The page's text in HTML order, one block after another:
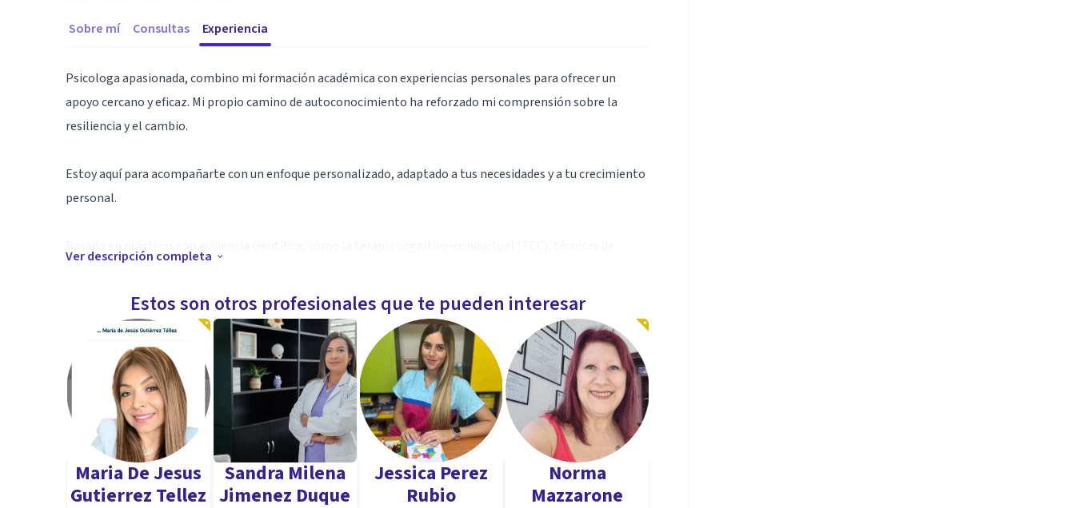
Sobre mí Consultas Experiencia
Psicologa apasionada, combino mi formación académica con experiencias personales para ofrecer un
apoyo cercano y eficaz. Mi propio camino de autoconocimiento ha reforzado mi comprensión sobre la
resiliencia y el cambio.
Estoy aquí para acompañarte con un enfoque personalizado, adaptado a tus necesidades y a tu crecimiento
personal.
una vida más plena.
La psicología está en constante evolución, siendo un campo dinámico susceptible a cambios sociales y
transformaciones culturales, por eso, trato de evolucionar y mantenerme actualizada para encontrar la
mejor manera de ayudar a mis pacientes en lo que realmente necesitan.
Comencemos juntos este viaje, explorando los caminos hacia tu bienestar y crecimiento!
Especialidad
Ver descripción completa
Estos son otros profesionales que te pueden interesar
Maria De Jesus
Gutierrez Tellez
Sandra Milena
Jimenez Duque
Jessica Perez
Rubio
Norma
Mazzarone